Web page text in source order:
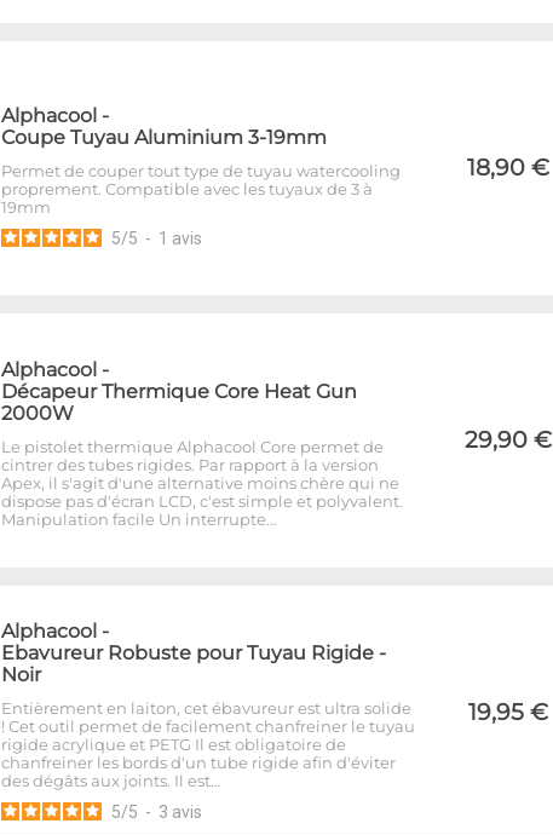
Alphacool -
Coupe Tuyau Aluminium 3-19mm
Permet de couper tout type de tuyau watercooling
proprement. Compatible avec les tuyaux de 3 à
19mm
5/5 - 1 avis
18,90 €
Alphacool -
Décapeur Thermique Core Heat Gun
2000W
Le pistolet thermique Alphacool Core permet de
cintrer des tubes rigides. Par rapport à la version
Apex, il s'agit d'une alternative moins chère qui ne
dispose pas d'écran LCD, c'est simple et polyvalent.
Manipulation facile Un interrupte…
29,90 €
Alphacool -
Ebavureur Robuste pour Tuyau Rigide -
Noir
Entièrement en laiton, cet ébavureur est ultra solide
! Cet outil permet de facilement chanfreiner le tuyau
rigide acrylique et PETG Il est obligatoire de
chanfreiner les bords d'un tube rigide afin d'éviter
des dégâts aux joints. Il est…
5/5 - 3 avis
19,95 €